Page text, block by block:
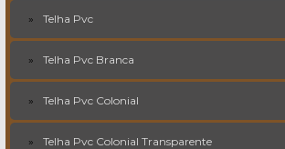
Telha Pvc
Telha Pvc Branca
Telha Pvc Colonial
Telha Pvc Colonial Transparente